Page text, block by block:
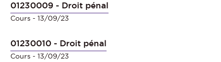
01230009 - Droit pénal
Cours - 13/09/23
01230010 - Droit pénal
Cours - 13/09/23